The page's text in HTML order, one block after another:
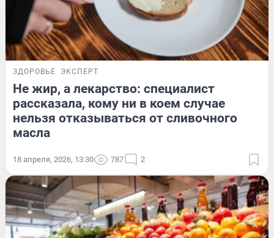
ЗДОРОВЬЕ ЭКСПЕРТ
Не жир, а лекарство: специалист
рассказала, кому ни в коем случае
нельзя отказываться от сливочного
масла
18 апреля, 2026, 13:30 787 2